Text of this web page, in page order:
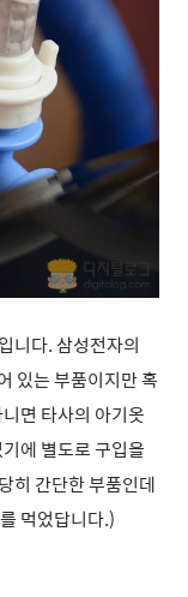
니다. 삼성전자의
있는 부품이지만 혹
면 타사의 아기옷
에 별도로 구입을
히 간단한 부품인데
먹었답니다.)